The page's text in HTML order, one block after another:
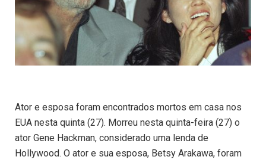
Ator e esposa foram encontrados mortos em casa nos
EUA nesta quinta (27). Morreu nesta quinta-feira (27) o
ator Gene Hackman, considerado uma lenda de
Hollywood. O ator e sua esposa, Betsy Arakawa, foram